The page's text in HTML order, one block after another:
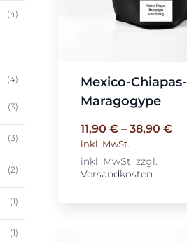
(4)
(4)
(3)
(3)
(2)
(1)
(1)
Mexico-Chiapas-
Maragogype
11,90€ –38,90€
inkl. MwSt.
inkl. MwSt. zzgl.
Versandkosten